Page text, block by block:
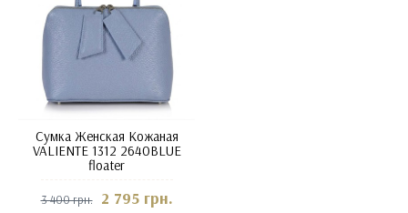
Сумка Женская Кожаная
VALIENTE 1312 2640BLUE
floater
3 400 грн. 2 795 грн.